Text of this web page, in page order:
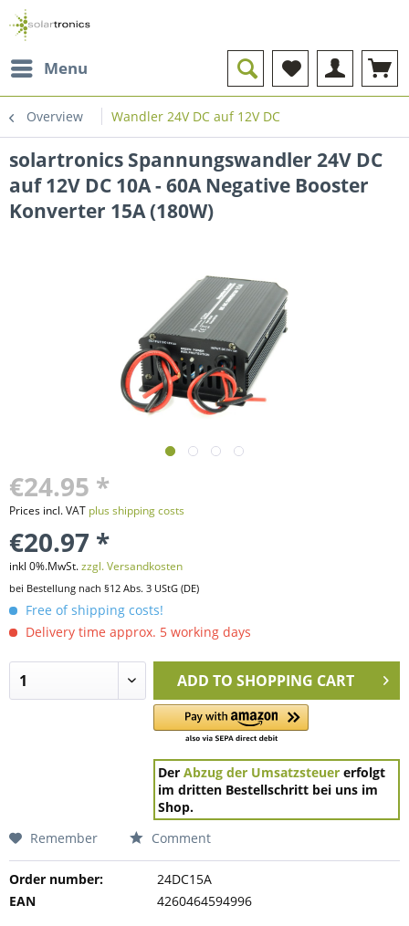
Menu
Overview Wandler 24V DC auf 12V DC
solartronics Spannungswandler 24V DC
auf 12V DC 10A - 60A Negative Booster
Konverter 15A (180W)
€24.95 *
Prices incl. VAT plus shipping costs
€20.97 *
inkl 0%.MwSt.zzgl. Versandkosten
bei Bestellung nach §12 Abs. 3 UStG (DE)
Free of shipping costs!
Delivery time approx. 5 working days
ADD TO SHOPPING CART
DerAbzug der Umsatzsteuer erfolgt
im dritten Bestellschritt bei uns im
Shop.
Remember
Comment
Order number:
24DC15A
EAN
4260464594996